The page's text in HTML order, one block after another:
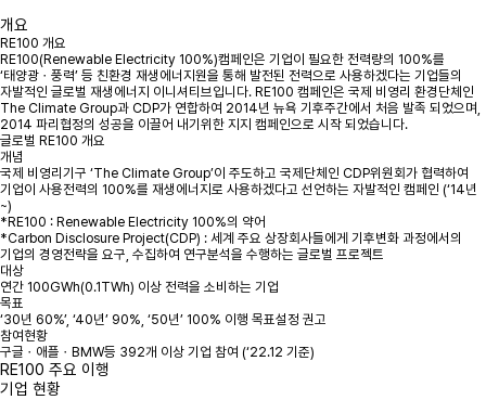
개요
RE100 개요
RE100(Renewable Electricity 100%)캠페인은 기업이 필요한 전력량의 100%를
‘태양광ㆍ풍력’ 등 친환경 재생에너지원을 통해 발전된 전력으로 사용하겠다는 기업들의
자발적인 글로벌 재생에너지 이니셔티브입니다. RE100 캠페인은 국제 비영리 환경단체인
The Climate Group과 CDP가 연합하여 2014년 뉴욕 기후주간에서 처음 발족 되었으며,
2014 파리협정의 성공을 이끌어 내기위한 지지 캠페인으로 시작 되었습니다.
글로벌 RE100 개요
개념
국제 비영리기구 ‘The Climate Group’이 주도하고 국제단체인 CDP위원회가 협력하여
기업이 사용전력의 100%를 재생에너지로 사용하겠다고 선언하는 자발적인 캠페인 (‘14년
~)
*RE100 : Renewable Electricity 100%의 약어
*Carbon Disclosure Project(CDP) : 세계 주요 상장회사들에게 기후변화 과정에서의
기업의 경영전략을 요구, 수집하여 연구분석을 수행하는 글로벌 프로젝트
대상
연간 100GWh(0.1TWh) 이상 전력을 소비하는 기업
목표
‘30년 60%’, ‘40년’ 90%, ‘50년’ 100% 이행 목표설정 권고
참여현황
구글ㆍ애플ㆍBMW등 392개 이상 기업 참여 (‘22.12 기준)
RE100 주요 이행
기업 현황